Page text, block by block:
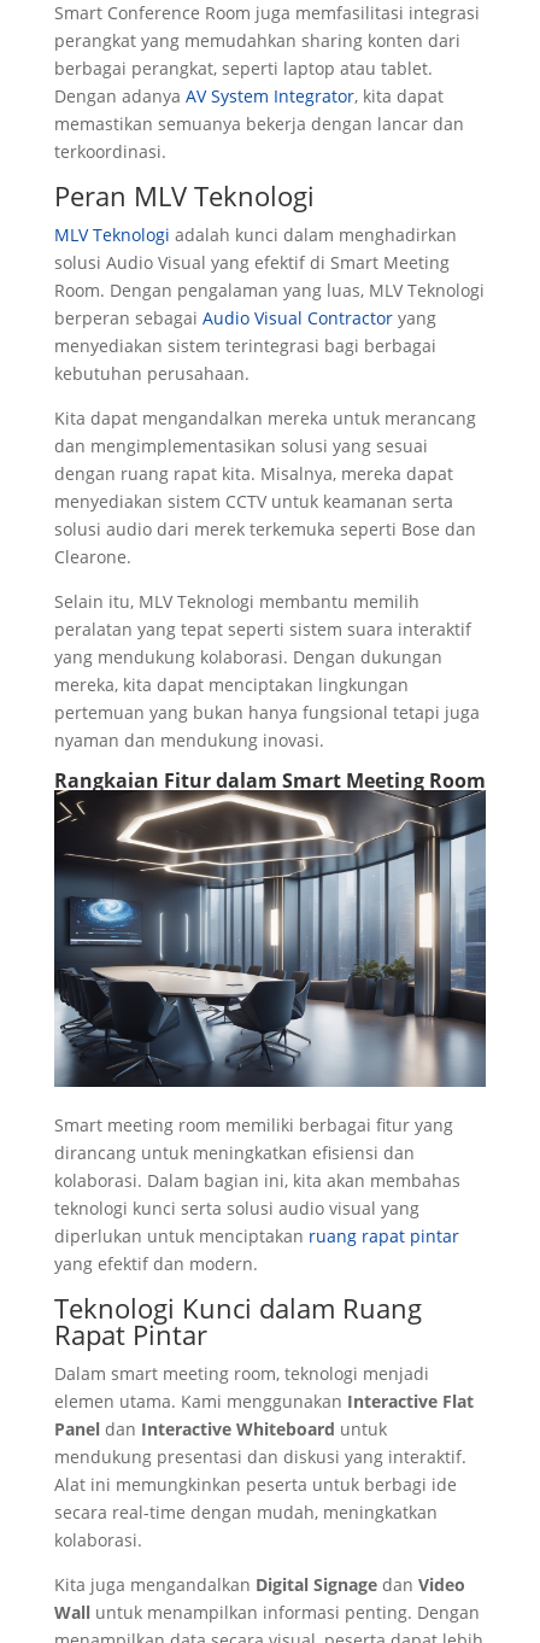
Smart Conference Room juga memfasilitasi integrasi
perangkat yang memudahkan sharing konten dari
berbagai perangkat, seperti laptop atau tablet.
Dengan adanya AV System Integrator, kita dapat
memastikan semuanya bekerja dengan lancar dan
terkoordinasi.
Peran MLV Teknologi
MLV Teknologi adalah kunci dalam menghadirkan
solusi Audio Visual yang efektif di Smart Meeting
Room. Dengan pengalaman yang luas, MLV Teknologi
berperan sebagai Audio Visual Contractoryang
menyediakan sistem terintegrasi bagi berbagai
kebutuhan perusahaan.
Kita dapat mengandalkan mereka untuk merancang
dan mengimplementasikan solusi yang sesuai
dengan ruang rapat kita. Misalnya, mereka dapat
menyediakan sistem CCTV untuk keamanan serta
solusi audio dari merek terkemuka seperti Bose dan
Clearone.
Selain itu, MLV Teknologi membantu memilih
peralatan yang tepat seperti sistem suara interaktif
yang mendukung kolaborasi. Dengan dukungan
mereka, kita dapat menciptakan lingkungan
pertemuan yang bukan hanya fungsional tetapi juga
nyaman dan mendukung inovasi.
Rangkaian Fitur dalam Smart Meeting Room
Smart meeting room memiliki berbagai fitur yang
dirancang untuk meningkatkan efisiensi dan
kolaborasi. Dalam bagian ini, kita akan membahas
teknologi kunci serta solusi audio visual yang
diperlukan untuk menciptakan ruang rapat pintar
yang efektif dan modern.
Teknologi Kunci dalam Ruang
Rapat Pintar
Dalam smart meeting room, teknologi menjadi
elemen utama. Kami menggunakan Interactive Flat
Paneldan Interactive Whiteboard untuk
mendukung presentasi dan diskusi yang interaktif.
Alat ini memungkinkan peserta untuk berbagi ide
secara real-time dengan mudah, meningkatkan
kolaborasi.
Kita juga mengandalkan Digital Signagedan Video
Walluntuk menampilkan informasi penting. Dengan